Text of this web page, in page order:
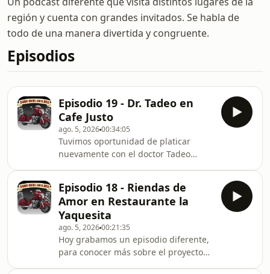
región y cuenta con grandes invitados. Se habla de
todo de una manera divertida y congruente.
Episodios
Episodio 19 - Dr. Tadeo en
Cafe Justo
ago. 5, 202600:34:05
Tuvimos oportunidad de platicar
nuevamente con el doctor Tadeo
ocasión nos habló de diversos temas,
¡todos de gran interés!Uno de mis
lugares favoritos en nuestra ciudad:
Café Justo y Más! Un lugar perfecto
para un buen café, una buena
conversación y una atención de lo
mejor!Platicamos de:* Terapia
Episodio 18 - Riendas de
Amor en Restaurante la
Yaquesita
ago. 5, 202600:21:35
Hoy grabamos un episodio diferente,
para conocer más sobre el proyecto